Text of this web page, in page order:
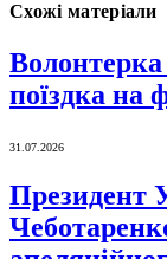
Схожі матеріали
поїздка на
31.07.2026
Президент